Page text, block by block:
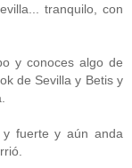
tranquilo, con
y conoces algo de
de Sevilla y Betis y
fuerte y aún anda